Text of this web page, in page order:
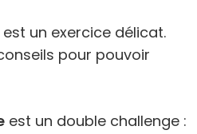
un exercice délicat.
pour pouvoir
est un double challenge :